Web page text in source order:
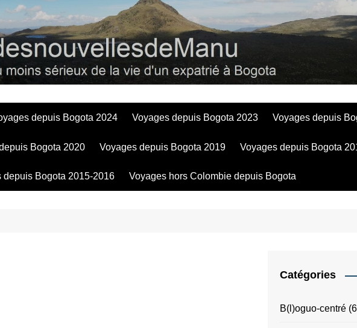
BogotadesnouvellesdeManu
depuis Bogota 2024 Voyages depuis Bogota 2023 Voyages depuis
Bogota 2020 Voyages depuis Bogota 2019 Voyages depuis Bogota
depuis Bogota 2015-2016 Voyages hors Colombie depuis Bogota
Catégories
B(l)oguo-centré